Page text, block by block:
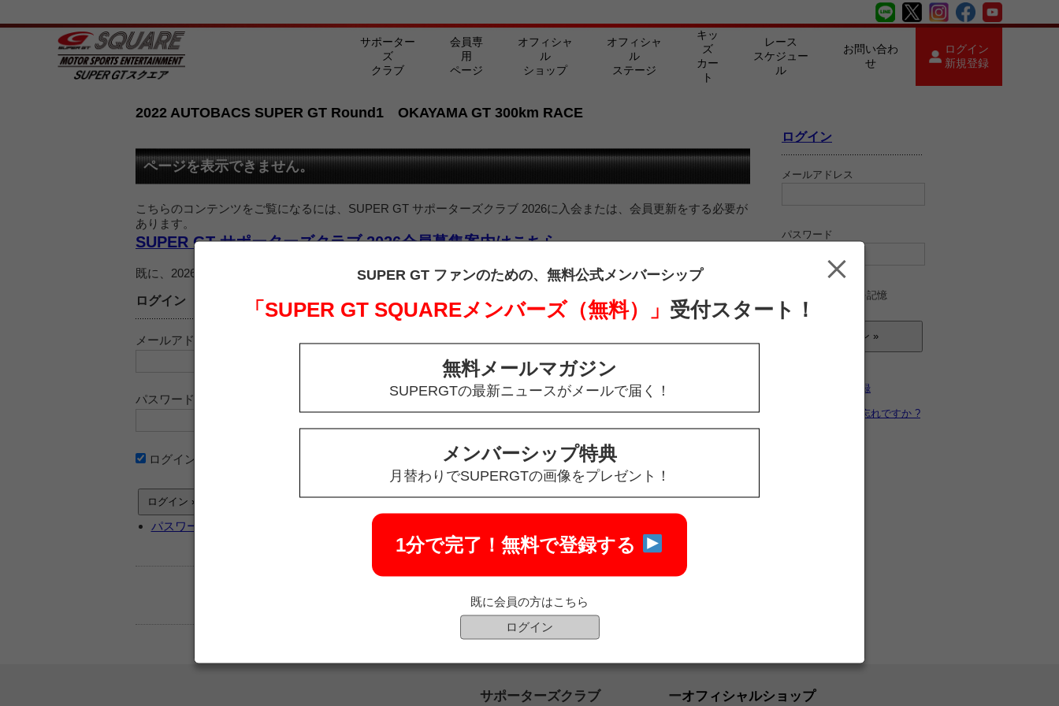
サポーター
ズ
クラブ
会員専
用
ページ
オフィシャ
ル
ショップ
オフィシャ
ル
ステージ
キッ
ズ
カー
ト
レース
スケジュー
ル
お問い合わ
せ
ログイン
新規登録
2022 AUTOBACS SUPER GT Round1 OKAYAMA GT 300km RACE
ページを表示できません。
こちらのコンテンツをご覧になるには、SUPER GT サポーターズクラブ 2026に入会または、会員更新をする必要が
あります。
SUPER GT サポーターズクラブ 2026会員募集案内はこちら
既に、2026 SUPER GT サポーターズクラブ会員の方は、下記よりログインを行ってご覧ください。
ログイン
メールアドレス
パスワード
ログイン情報を記憶
パスワードをお忘れですか ?
ログイン
メールアドレス
パスワード
ログイン情報を記憶
新規ユーザー登録
パスワードをお忘れですか ?
サポーターズクラブ オフィシャルショップ
SUPER GT ファンのための、 無料公式メンバーシップ
「SUPER GT SQUAREメンバーズ（無料）」 受付スタート！
無料メールマガジン
SUPERGTの最新ニュースがメールで届く！
メンバーシップ特典
月替わりでSUPERGTの画像をプレゼント！
1分で完了！無料で登録する
既に会員の方はこちら
ログイン